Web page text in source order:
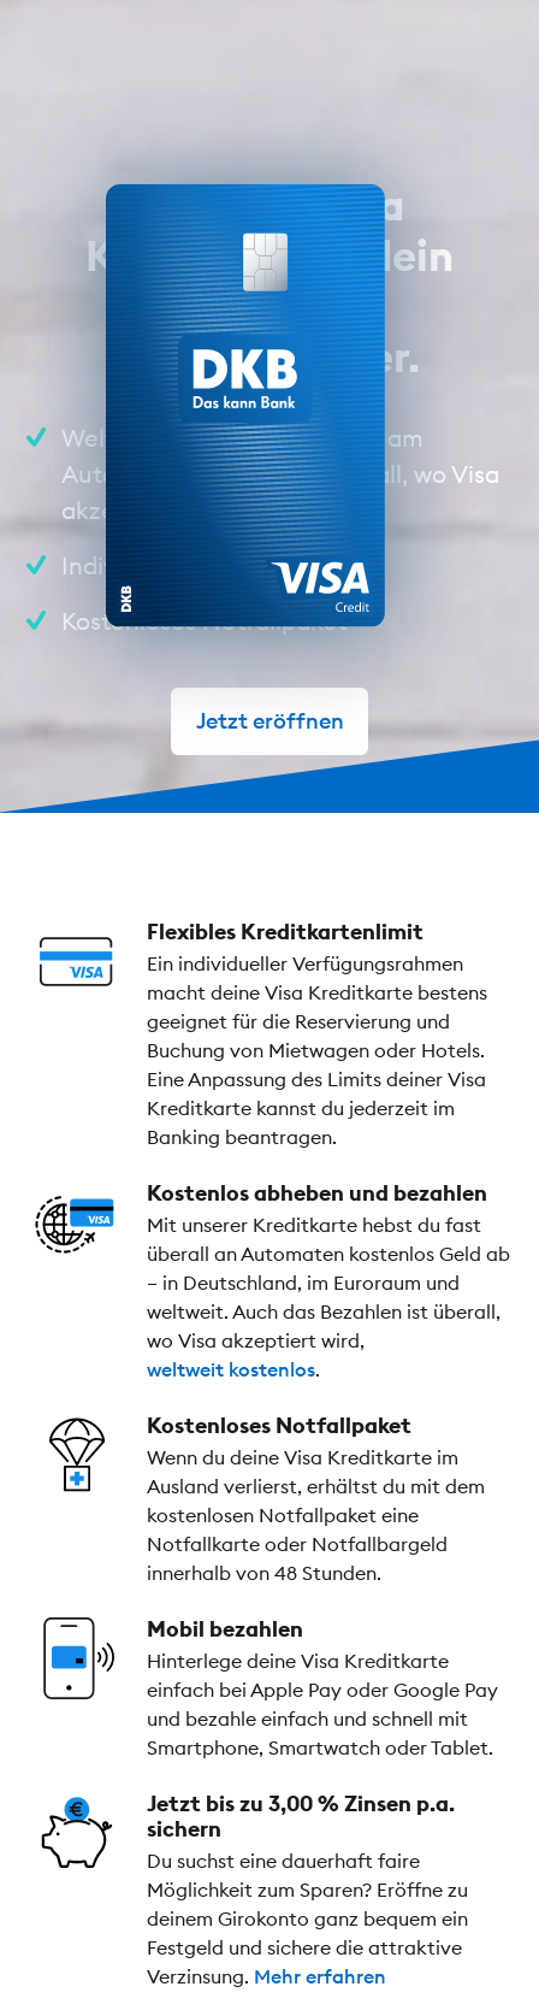
Die neue Visa
Kreditkarte – dein
perfekter
Reisebegleiter.
Weltweit bezahlen und Geld am
Automaten abheben – überall, wo Visa
akzeptiert wird.
Individueller Kreditrahmen
Kostenloses Notfallpaket
Jetzt eröffnen
Flexibles Kreditkartenlimit
Ein individueller Verfügungsrahmen
macht deine Visa Kreditkarte bestens
geeignet für die Reservierung und
Buchung von Mietwagen oder Hotels.
Eine Anpassung des Limits deiner Visa
Kreditkarte kannst du jederzeit im
Banking beantragen.
Kostenlos abheben und bezahlen
Mit unserer Kreditkarte hebst du fast
überall an Automaten kostenlos Geld ab
– in Deutschland, im Euroraum und
weltweit. Auch das Bezahlen ist überall,
wo Visa akzeptiert wird,
weltweit kostenlos.
Kostenloses Notfallpaket
Wenn du deine Visa Kreditkarte im
Ausland verlierst, erhältst du mit dem
kostenlosen Notfallpaket eine
Notfallkarte oder Notfallbargeld
innerhalb von 48 Stunden.
Mobil bezahlen
Hinterlege deine Visa Kreditkarte
einfach bei Apple Pay oder Google Pay
und bezahle einfach und schnell mit
Smartphone, Smartwatch oder Tablet.
Jetzt bis zu 3,00 % Zinsen p.a.
sichern
Du suchst eine dauerhaft faire
Möglichkeit zum Sparen? Eröffne zu
deinem Girokonto ganz bequem ein
Festgeld und sichere die attraktive
Verzinsung. Mehr erfahren